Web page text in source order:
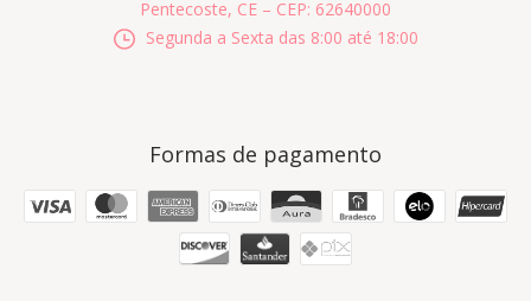
Pentecoste, CE – CEP: 62640000
Segunda a Sexta das 8:00 até 18:00
Formas de pagamento